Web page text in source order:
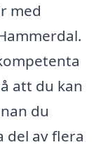
med
att du kan
du
del av flera